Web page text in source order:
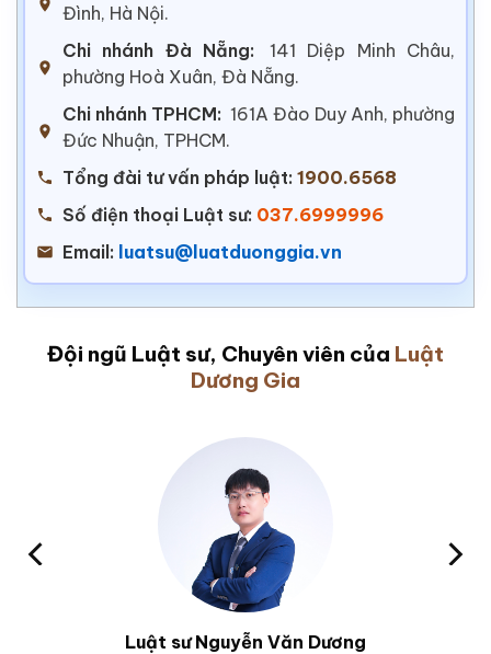
Đình, Hà Nội.
Chi nhánh Đà Nẵng:
141 Diệp Minh Châu,
phường Hoà Xuân, Đà Nẵng.
Chi nhánh TPHCM: 161A Đào Duy Anh, phường
Đức Nhuận, TPHCM.
Tổng đài tư vấn pháp luật: 1900.6568
Số điện thoại Luật sư: 037.6999996
Email: luatsu@luatduonggia.vn
Đội ngũ Luật sư, Chuyên viên của Luật
Dương Gia
Luật sư Nguyễn Văn Dương